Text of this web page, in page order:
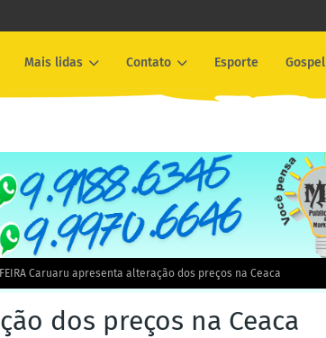
Mais lidas Contato Esporte Gospel
FEIRA Caruaru apresenta alteração dos preços na Ceaca
dos preços na Ceaca